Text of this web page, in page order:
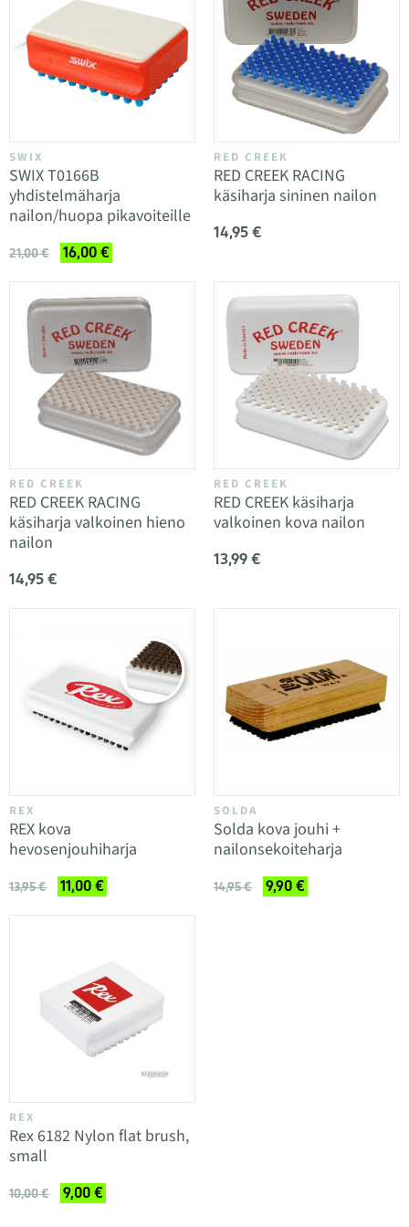
SWIX
SWIX T0166B
yhdistelmäharja
nailon/huopa pikavoiteille
21,00 € 16,00 €
RED CREEK
RED CREEK RACING
käsiharja sininen nailon
14,95 €
RED CREEK
RED CREEK RACING
käsiharja valkoinen hieno
nailon
14,95 €
RED CREEK
RED CREEK käsiharja
valkoinen kova nailon
13,99 €
REX
REX kova
hevosenjouhiharja
13,95 € 11,00 €
SOLDA
Solda kova jouhi +
nailonsekoiteharja
14,95 € 9,90 €
REX
Rex 6182 Nylon flat brush,
small
10,00 € 9,00 €